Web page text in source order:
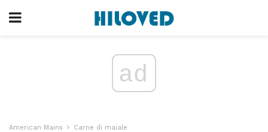
ad
American Mains Carne di maiale